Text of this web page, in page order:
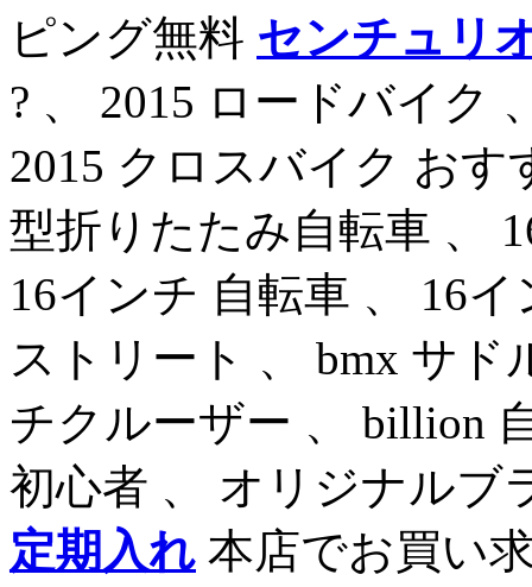
ピング無料 センチュリ
? 、 2015 ロードバイク
2015 クロスバイク おす
型折りたたみ自転車 、
16インチ 自転車 、 16
ストリート 、 bmx サド
チクルーザー 、 billion
初心者 、 オリジナルブ
定期入れ 本店でお買い